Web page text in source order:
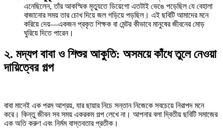
এনেছিলেন, তাঁর আকস্মিক মৃত্যুতে ডিয়েগো এতটাই ভেঙে পড়েছিল যে বেহালা
বাজানোর সময় তার চোখ দিয়ে জল গড়িয়ে পড়ছিল। এই ছবিটি আমাদের মনে
করিয়ে দেয়—একজন প্রকৃত শিক্ষক বা মেন্টর কীভাবে মানুষের জীবনের মোড়
ঘুরিয়ে দিতে পারেন।
২. মদ্যপ বাবা ও শিশুর আকুতি: অসময়ে কাঁধে তুলে নেওয়া
দায়িত্বের গল্প
বাবা মানেই এক পরম আশ্রয়, যার ছায়ার নিচে সন্তান নিজেকে সবচেয়ে নিরাপদ মনে
করে। কিন্তু জীবন সব সময় একরকম গল্প লেখে না। আপনার বলা দ্বিতীয় ছবিটি সমাজের
এক অতি করুণ এবং নির্মম বাস্তবতার প্রতীক।